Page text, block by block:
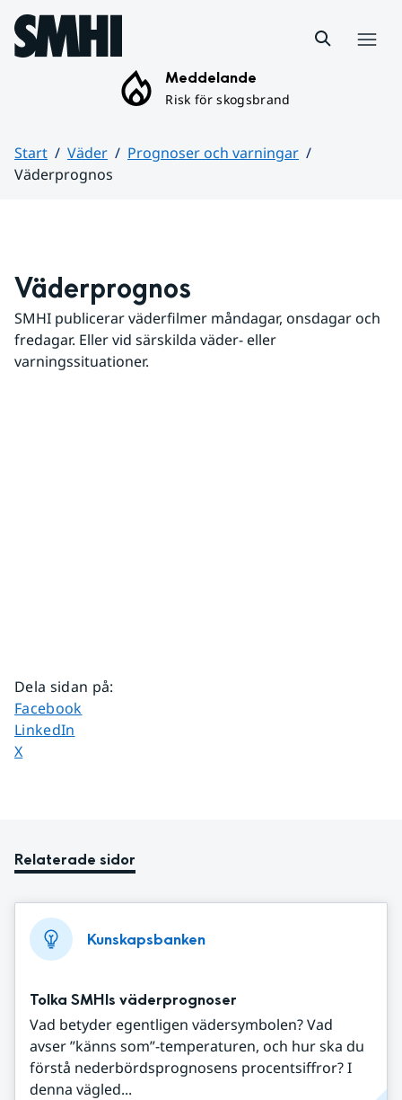
Hoppa till sidans innehåll
Meddelande
Risk för skogsbrand
Start Väder
Prognoser och varningar
Väderprognos
Väderprognos
SMHI publicerar väderfilmer måndagar, onsdagar och
fredagar. Eller vid särskilda väder- eller
varningssituationer.
Dela sidan på:
Dela sidan på
Facebook
Dela sidan på
LinkedIn
Dela sidan på
X
Relaterade sidor
Kunskapsbanken
Tolka SMHIs väderprognoser
Vad betyder egentligen vädersymbolen? Vad
avser ”känns som”-temperaturen, och hur ska du
förstå nederbördsprognosens procentsiffror? I
denna vägled...